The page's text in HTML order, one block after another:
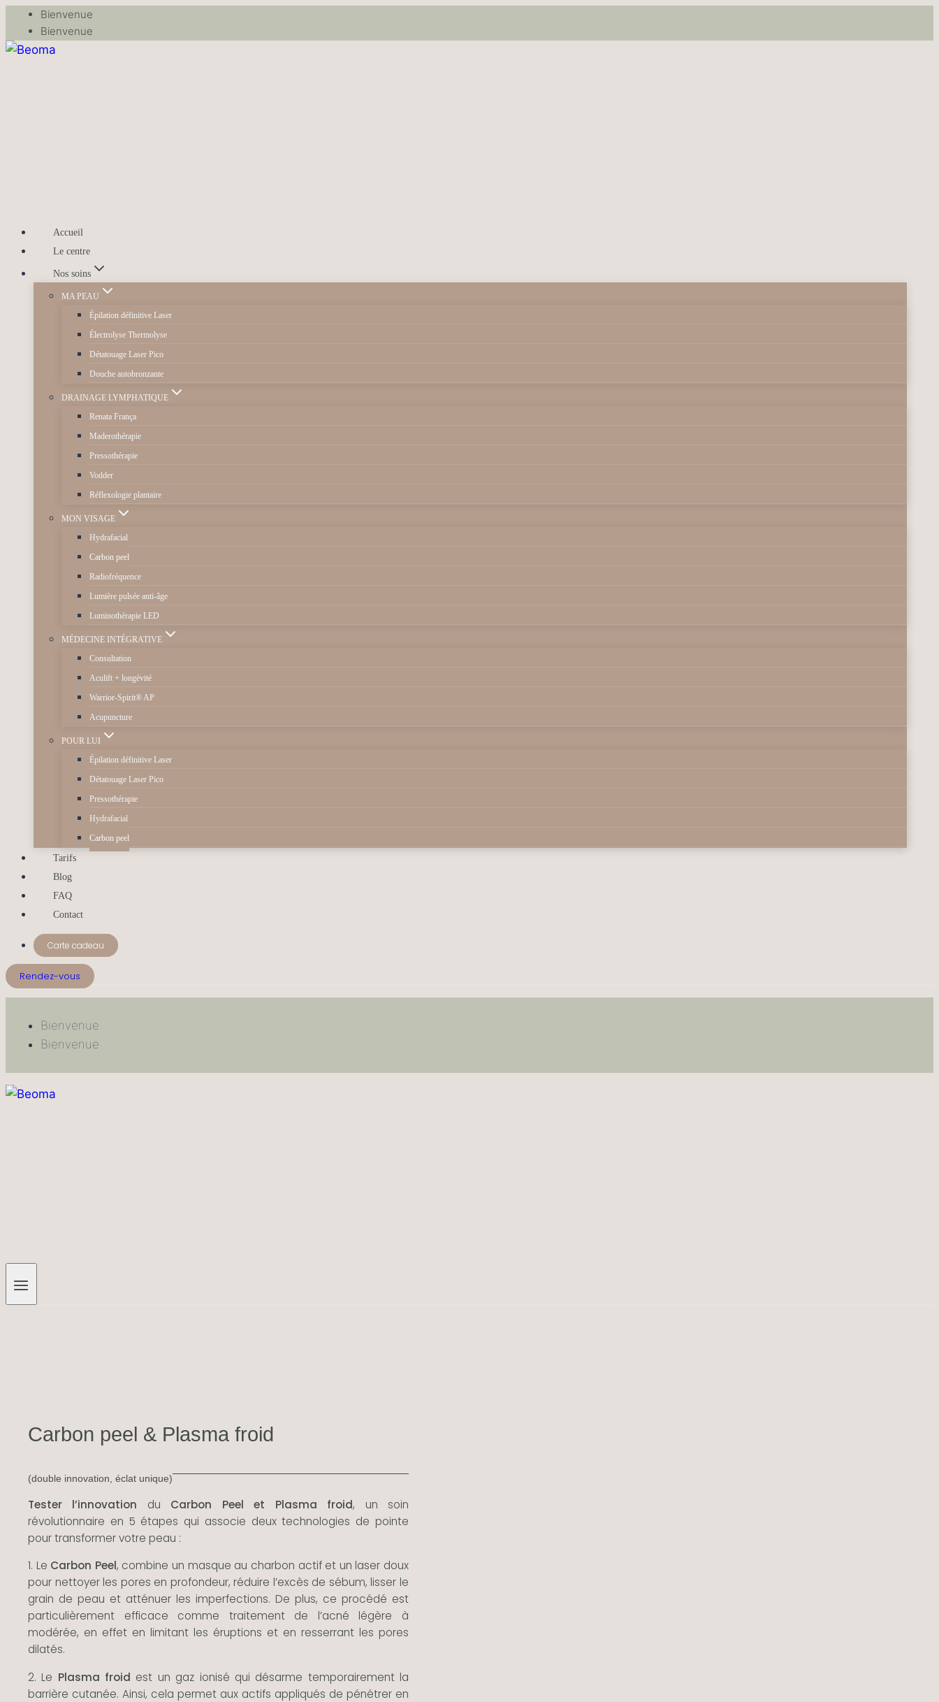
Bienvenue
Bienvenue
Accueil
Le centre
Nos soins
MA PEAU
Épilation définitive Laser
Électrolyse Thermolyse
Détatouage Laser Pico
Douche autobronzante
DRAINAGE LYMPHATIQUE
Renata França
Maderothérapie
Pressothérapie
Vodder
Réflexologie plantaire
MON VISAGE
Hydrafacial
Carbon peel
Radiofréquence
Lumière pulsée anti-âge
Luminothérapie LED
MÉDECINE INTÉGRATIVE
Consultation
Aculift + longévité
Warrior-Spirit® AP
Acupuncture
POUR LUI
Épilation définitive Laser
Détatouage Laser Pico
Pressothérapie
Hydrafacial
Carbon peel
Tarifs
Blog
FAQ
Contact
Carte cadeau
Rendez-vous
Bienvenue
Bienvenue
Carbon peel & Plasma froid
(double innovation, éclat unique)
Tester l’innovation du Carbon Peel et Plasma froid, un soin
révolutionnaire en 5 étapes qui associe deux technologies de pointe
pour transformer votre peau :
1. Le Carbon Peel, combine un masque au charbon actif et un laser doux
pour nettoyer les pores en profondeur, réduire l’excès de sébum, lisser le
grain de peau et atténuer les imperfections. De plus, ce procédé est
particulièrement efficace comme traitement de l’acné légère à
modérée, en effet en limitant les éruptions et en resserrant les pores
dilatés.
2. Le Plasma froid est un gaz ionisé qui désarme temporairement la
barrière cutanée. Ainsi, cela permet aux actifs appliqués de pénétrer en